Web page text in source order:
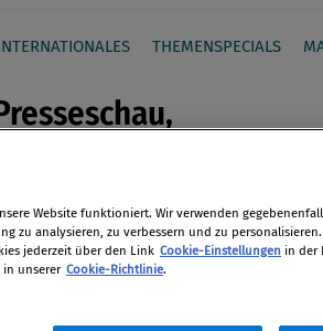
THEMENSPECIALS
Website funktioniert. Wir verwenden
zu analysieren, zu verbessern und zu
jederzeit über den Link Cookie-Einstellungen in der
in unserer Cookie-Richtlinie.